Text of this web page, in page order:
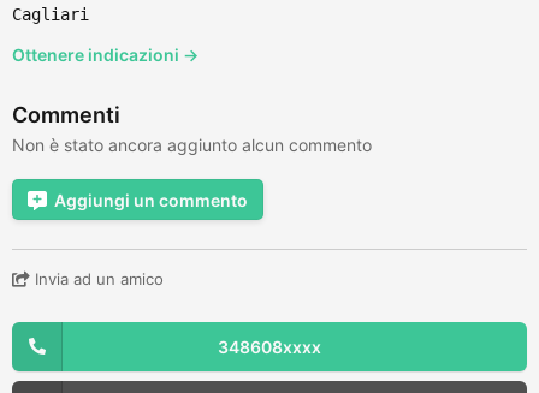
Cagliari
Ottenere indicazioni →
Commenti
Non è stato ancora aggiunto alcun commento
Aggiungi un commento
Invia ad un amico
348608xxxx